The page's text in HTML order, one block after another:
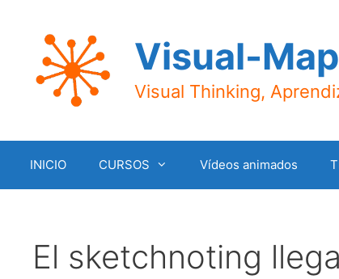
contenido
Visual-
Visual Thinking,
INICIO CURSOS Vídeos animados
El sketchnoting